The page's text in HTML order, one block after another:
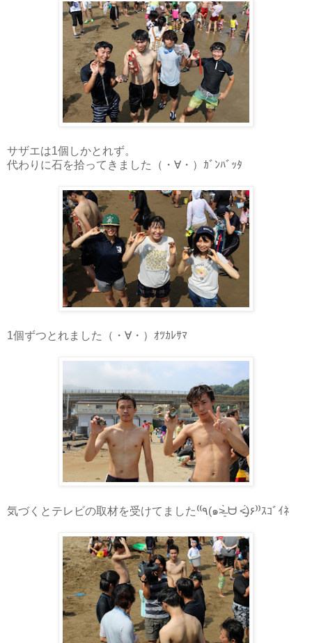
サザエは1個しかとれず。
代わりに石を拾ってきました（・∀・）ｶﾞﾝﾊﾞｯﾀ
1個ずつとれました（・∀・）ｵﾂｶﾚｻﾏ
気づくとテレビの取材を受けてました⁽⁽ ٩(๑˃̶͈̀ᗨ ˂̶͈́)۶⁾⁾ｽｺﾞｲﾈ